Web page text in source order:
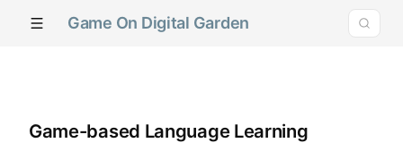
Game On Digital Garden
Game-based Language Learning